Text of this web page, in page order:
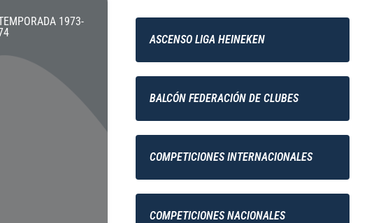
1973-
ASCENSO LIGA HEINEKEN
BALCÓN FEDERACIÓN DE CLUBES
COMPETICIONES INTERNACIONALES
COMPETICIONES NACIONALES